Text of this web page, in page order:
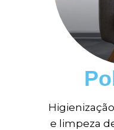
e limpeza